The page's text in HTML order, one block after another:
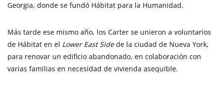
Georgia, donde se fundó Hábitat para la Humanidad.
Más tarde ese mismo año, los Carter se unieron a voluntarios
de Hábitat en el Lower East Sidede la ciudad de Nueva York,
para renovar un edificio abandonado, en colaboración con
varias familias en necesidad de vivienda asequible.